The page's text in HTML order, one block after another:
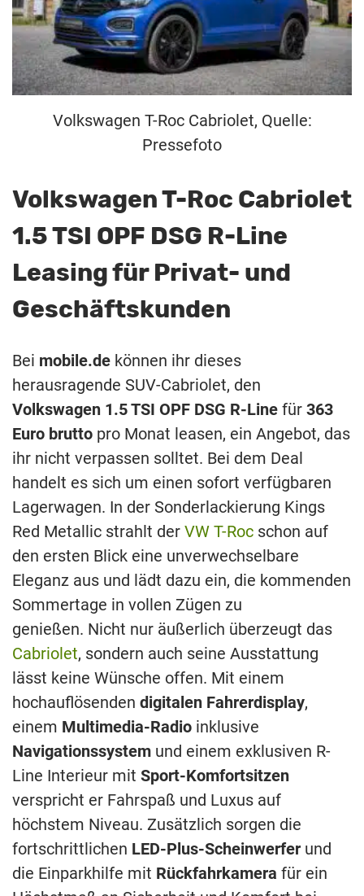
Volkswagen T-Roc Cabriolet, Quelle:
Pressefoto
Volkswagen T-Roc Cabriolet
1.5 TSI OPF DSG R-Line
Leasing für Privat- und
Geschäftskunden
Bei mobile.de können ihr dieses
herausragende SUV-Cabriolet, den
Volkswagen 1.5 TSI OPF DSG R-Line für 363
Euro brutto pro Monat leasen, ein Angebot, das
ihr nicht verpassen solltet. Bei dem Deal
handelt es sich um einen sofort verfügbaren
Lagerwagen. In der Sonderlackierung Kings
Red Metallic strahlt der VW T-Roc schon auf
den ersten Blick eine unverwechselbare
Eleganz aus und lädt dazu ein, die kommenden
Sommertage in vollen Zügen zu
genießen. Nicht nur äußerlich überzeugt das
Cabriolet, sondern auch seine Ausstattung
lässt keine Wünsche offen. Mit einem
hochauflösenden digitalen Fahrerdisplay,
einem Multimedia-Radio inklusive
Navigationssystem und einem exklusiven R-
Line Interieur mit Sport-Komfortsitzen
verspricht er Fahrspaß und Luxus auf
höchstem Niveau. Zusätzlich sorgen die
fortschrittlichen LED-Plus-Scheinwerfer und
die Einparkhilfe mit Rückfahrkamera für ein